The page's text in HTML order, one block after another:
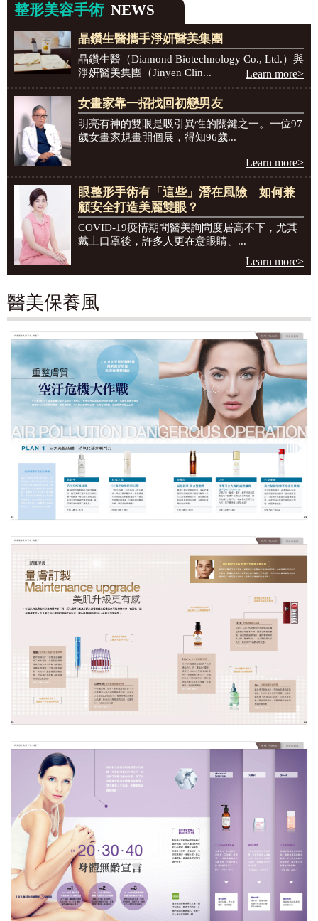
整形美容手術 NEWS
晶鑽生醫攜手淨妍醫美集團
晶鑽生醫（Diamond Biotechnology Co., Ltd.）與
淨妍醫美集團（Jinyen Clin...
Learn more>
女畫家靠一招找回初戀男友
明亮有神的雙眼是吸引異性的關鍵之一。一位97
歲女畫家規畫開個展，得知96歲...
Learn more>
眼整形手術有「這些」潛在風險 如何兼
顧安全打造美麗雙眼？
COVID-19疫情期間醫美詢問度居高不下，尤其
戴上口罩後，許多人更在意眼睛、...
Learn more>
醫美保養風